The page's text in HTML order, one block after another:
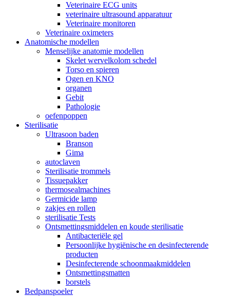
Veterinaire ECG units
veterinaire ultrasound apparatuur
Veterinaire monitoren
Veterinaire oximeters
Anatomische modellen
Menselijke anatomie modellen
Skelet wervelkolom schedel
Torso en spieren
Ogen en KNO
organen
Gebit
Pathologie
oefenpoppen
Sterilisatie
Ultrasoon baden
Branson
Gima
autoclaven
Sterilisatie trommels
Tissuepakker
thermosealmachines
Germicide lamp
zakjes en rollen
sterilisatie Tests
Ontsmettingsmiddelen en koude sterilisatie
Antibacteriële gel
Persoonlijke hygiënische en desinfecterende
producten
Desinfecterende schoonmaakmiddelen
Ontsmettingsmatten
borstels
Bedpanspoeler